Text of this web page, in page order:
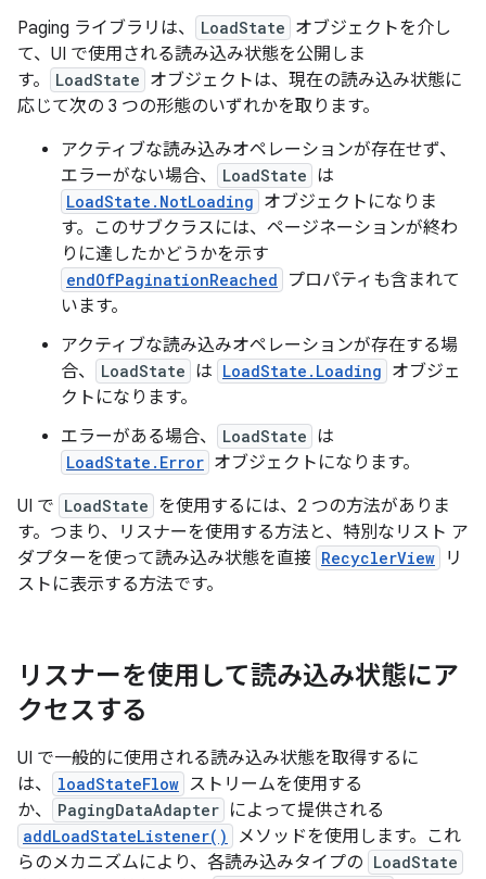
Paging ライブラリは、 LoadState オブジェクトを介し
て、UI で使用される読み込み状態を公開しま
す。
LoadState オブジェクトは、現在の読み込み状態に
応じて次の 3 つの形態のいずれかを取ります。
アクティブな読み込みオペレーションが存在せず、
エラーがない場合、
LoadState は
LoadState.NotLoading オブジェクトになりま
す。このサブクラスには、ページネーションが終わ
りに達したかどうかを示す
endOfPaginationReached
プロパティも含まれて
います。
アクティブな読み込みオペレーションが存在する場
合、
LoadState は LoadState.Loading オブジェ
クトになります。
エラーがある場合、
LoadState は
LoadState.Error オブジェクトになります。
UI で LoadState を使用するには、2 つの方法がありま
す。つまり、リスナーを使用する方法と、特別なリスト ア
ダプターを使って読み込み状態を直接 RecyclerView
リ
ストに表示する方法です。
リスナーを使用して読み込み状態にア
クセスする
UI で一般的に使用される読み込み状態を取得するに
は、
loadStateFlow ストリームを使用する
か、
PagingDataAdapter によって提供される
addLoadStateListener()
メソッドを使用します。これ
らのメカニズムにより、各読み込みタイプの LoadState